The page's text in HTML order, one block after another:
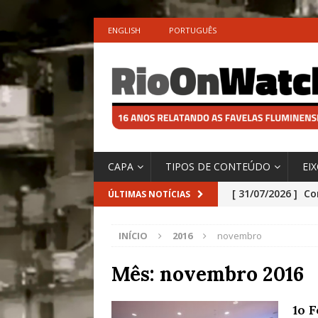
ENGLISH PORTUGUÊS
CAPA TIPOS DE CONTEÚDO
ÚLTIMAS NOTÍCIAS [ 31/07/2026 ]
[ 29/07/2026 ]
São o Cadinho
Especial do
INÍCIO 2016 novembro
Mês: novembro 2016
1o